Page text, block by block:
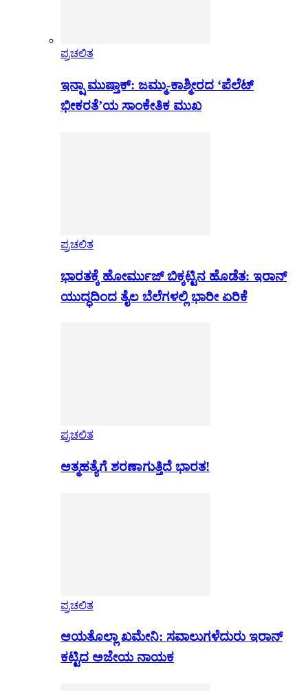
ಪ್ರಚಲಿತ
ಇನ್ಷಾ ಮುಷ್ತಾಕ್: ಜಮ್ಮು-ಕಾಶ್ಮೀರದ ‘ಪೆಲೆಟ್
ಭೀಕರತೆ’ಯ ಸಾಂಕೇತಿಕ ಮುಖ
ಪ್ರಚಲಿತ
ಭಾರತಕ್ಕೆ ಹೋರ್ಮುಜ್ ಬಿಕ್ಕಟ್ಟಿನ ಹೊಡೆತ: ಇರಾನ್
ಯುದ್ಧದಿಂದ ತೈಲ ಬೆಲೆಗಳಲ್ಲಿ ಭಾರೀ ಏರಿಕೆ
ಪ್ರಚಲಿತ
ಆತ್ಮಹತ್ಯೆಗೆ ಶರಣಾಗುತ್ತಿದೆ ಭಾರತ!
ಪ್ರಚಲಿತ
ಆಯತೊಲ್ಲಾ ಖಮೇನಿ: ಸವಾಲುಗಳೆದುರು ಇರಾನ್
ಕಟ್ಟಿದ ಅಜೇಯ ನಾಯಕ